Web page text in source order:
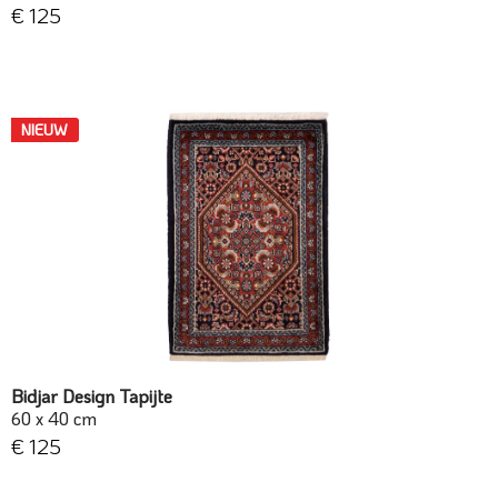
€ 125
NIEUW
Bidjar Design Tapijte
60 x 40 cm
€ 125